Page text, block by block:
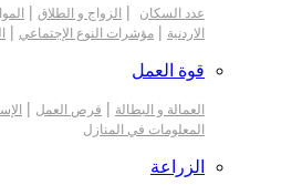
عدد السكان | الزواج و الطلاق |
الاردنية | مؤشرات النوع الإجتماعي |
قوة العمل
العمالة و البطالة | فرص العمل |
المعلومات في المنازل
الزراعة